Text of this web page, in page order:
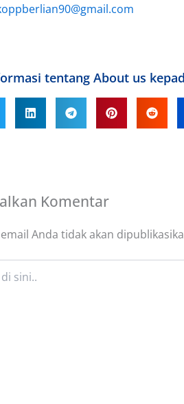
tentang About us
Komentar
Anda tidak akan